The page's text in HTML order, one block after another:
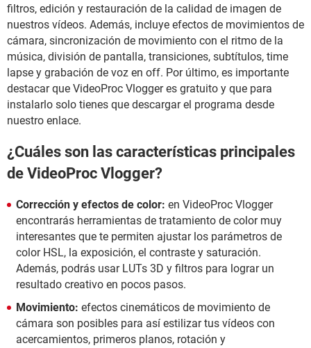
filtros, edición y restauración de la calidad de imagen de
nuestros vídeos. Además, incluye efectos de movimientos de
cámara, sincronización de movimiento con el ritmo de la
música, división de pantalla, transiciones, subtítulos, time
lapse y grabación de voz en off. Por último, es importante
destacar que VideoProc Vlogger es gratuito y que para
instalarlo solo tienes que descargar el programa desde
nuestro enlace.
¿Cuáles son las características principales
de VideoProc Vlogger?
Corrección y efectos de color: en VideoProc Vlogger
encontrarás herramientas de tratamiento de color muy
interesantes que te permiten ajustar los parámetros de
color HSL, la exposición, el contraste y saturación.
Además, podrás usar LUTs 3D y filtros para lograr un
resultado creativo en pocos pasos.
Movimiento: efectos cinemáticos de movimiento de
cámara son posibles para así estilizar tus vídeos con
acercamientos, primeros planos, rotación y